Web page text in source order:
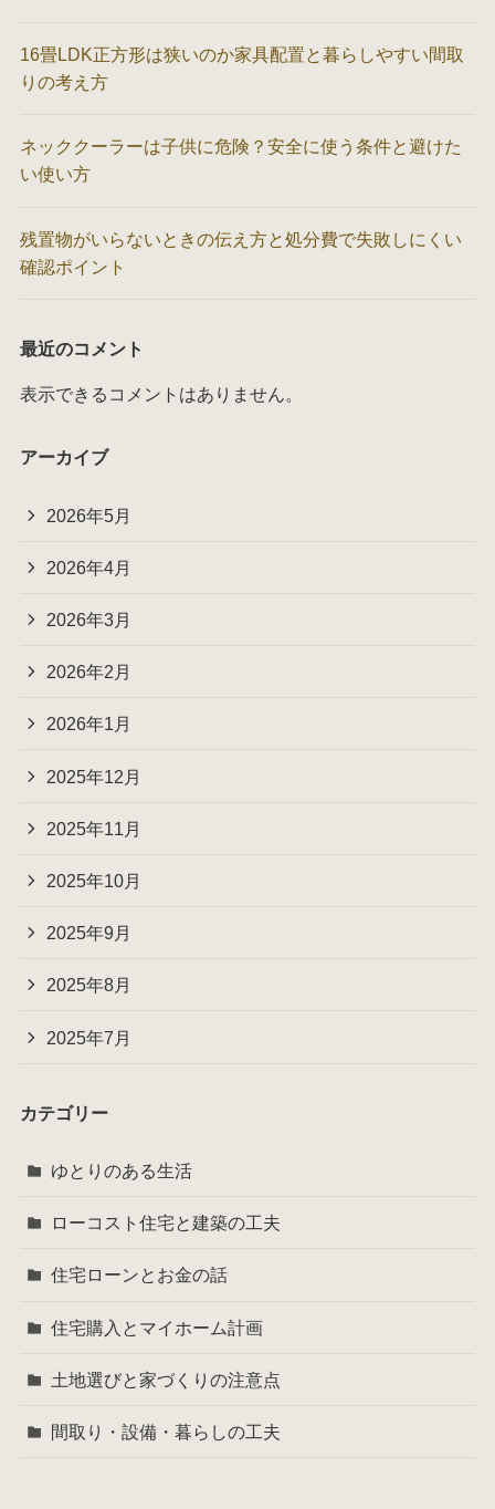
16畳LDK正方形は狭いのか家具配置と暮らしやすい間取
りの考え方
ネッククーラーは子供に危険？安全に使う条件と避けた
い使い方
残置物がいらないときの伝え方と処分費で失敗しにくい
確認ポイント
最近のコメント
表示できるコメントはありません。
アーカイブ
2026年5月
2026年4月
2026年3月
2026年2月
2026年1月
2025年12月
2025年11月
2025年10月
2025年9月
2025年8月
2025年7月
カテゴリー
ゆとりのある生活
ローコスト住宅と建築の工夫
住宅ローンとお金の話
住宅購入とマイホーム計画
土地選びと家づくりの注意点
間取り・設備・暮らしの工夫